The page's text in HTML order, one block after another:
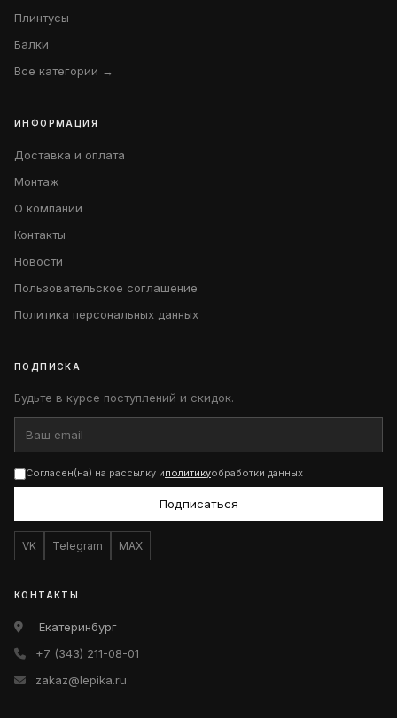
Плинтусы
Балки
Все категории →
ИНФОРМАЦИЯ
Доставка и оплата
Монтаж
О компании
Контакты
Новости
Пользовательское соглашение
Политика персональных данных
ПОДПИСКА
Будьте в курсе поступлений и скидок.
Согласен(на) на рассылку иполитикуобработки данных
Подписаться
VK Telegram MAX
КОНТАКТЫ
Екатеринбург
+7 (343) 211-08-01
zakaz@lepika.ru